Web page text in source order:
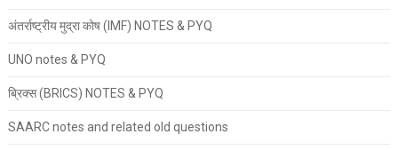
अंतर्राष्ट्रीय मुद्रा कोष (IMF) NOTES & PYQ
UNO notes & PYQ
ब्रिक्स (BRICS) NOTES & PYQ
SAARC notes and related old questions